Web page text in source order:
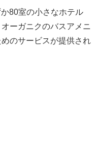
80室の小さなホテル
ーガニクのバスアメニ
のサービスが提供され